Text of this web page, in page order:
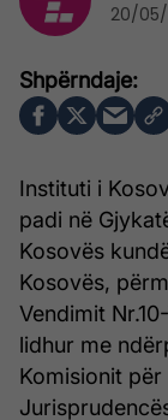
Instituti i
padi në
Kosovës
Kosovës,
Vendimit
lidhur me
Komisionit
20/